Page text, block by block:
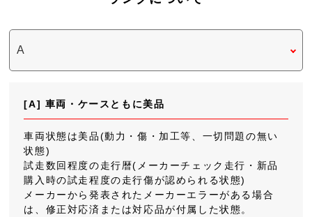
[A] 車両・ケースともに美品
車両状態は美品(動力・傷・加工等、一切問題の無い
状態)
試走数回程度の走行暦(メーカーチェック走行・新品
購入時の試走程度の走行傷が認められる状態)
メーカーから発表されたメーカーエラーがある場合
は、修正対応済または対応品が付属した状態。